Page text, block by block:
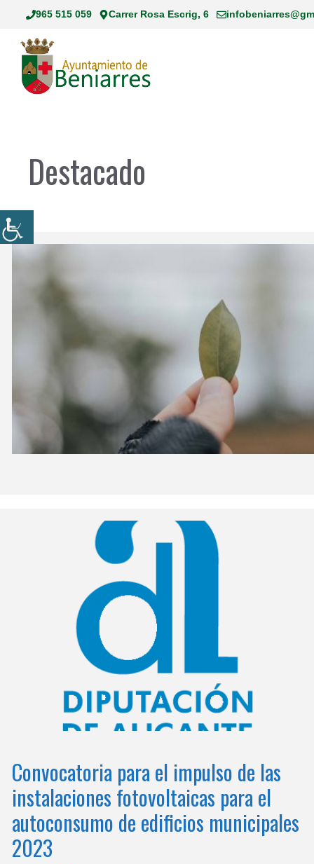
contenido
965 515 059 Carrer Rosa Escrig, 6
Destacado
Convocatoria para el impulso de las
instalaciones fotovoltaicas para el
autoconsumo de edificios municipales
2023